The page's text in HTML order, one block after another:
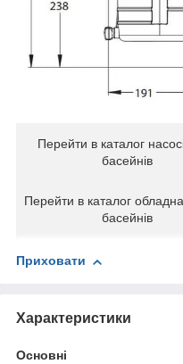
Перейти в каталог
басейнів
Перейти в каталог
басейнів
Приховати
Характеристики
Основні